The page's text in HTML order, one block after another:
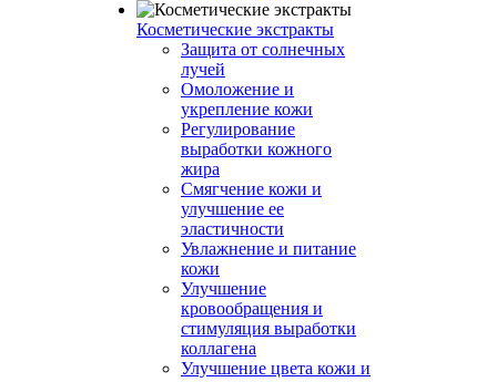
Косметические экстракты
Защита от солнечных
лучей
Омоложение и
укрепление кожи
Регулирование
выработки кожного
жира
Смягчение кожи и
улучшение ее
эластичности
Увлажнение и питание
кожи
Улучшение
кровообращения и
стимуляция выработки
коллагена
Улучшение цвета кожи и